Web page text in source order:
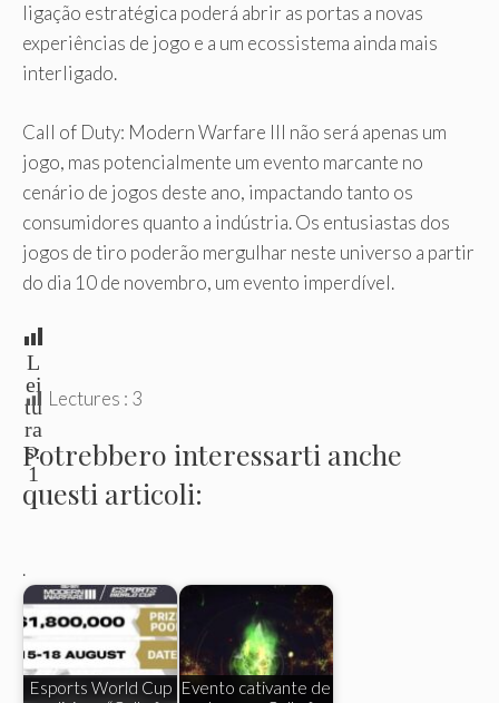
ligação estratégica poderá abrir as portas a novas
experiências de jogo e a um ecossistema ainda mais
interligado.
Call of Duty: Modern Warfare III não será apenas um
jogo, mas potencialmente um evento marcante no
cenário de jogos deste ano, impactando tanto os
consumidores quanto a indústria. Os entusiastas dos
jogos de tiro poderão mergulhar neste universo a partir
do dia 10 de novembro, um evento imperdível.
L
ei
tu
ra
s:
1
Lectures : 3
Potrebbero interessarti anche
questi articoli:
.
Esports World Cup Evento cativante de